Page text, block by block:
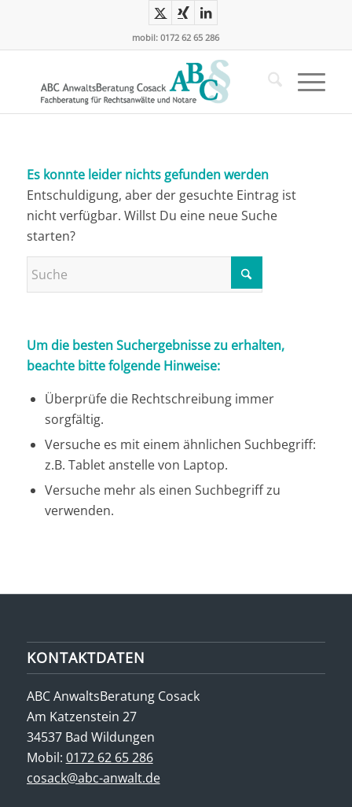
mobil: 0172 62 65 286
Es konnte leider nichts gefunden werden
Entschuldigung, aber der gesuchte Eintrag ist
nicht verfügbar. Willst Du eine neue Suche
starten?
Um die besten Suchergebnisse zu erhalten,
beachte bitte folgende Hinweise:
Überprüfe die Rechtschreibung immer
sorgfältig.
Versuche es mit einem ähnlichen Suchbegriff:
z.B. Tablet anstelle von Laptop.
Versuche mehr als einen Suchbegriff zu
verwenden.
KONTAKTDATEN
ABC AnwaltsBeratung Cosack
Am Katzenstein 27
34537 Bad Wildungen
Mobil: 0172 62 65 286
cosack@abc-anwalt.de